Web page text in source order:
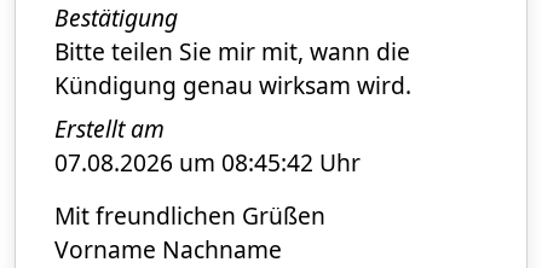
Bestätigung
Bitte teilen Sie mir mit, wann die
Kündigung genau wirksam wird.
Erstellt am
07.08.2026 um 08:45:42 Uhr
Mit freundlichen Grüßen
Vorname Nachname